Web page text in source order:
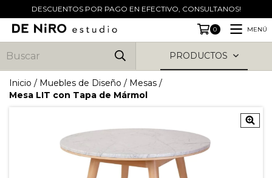
DESCUENTOS POR PAGO EN EFECTIVO, CONSULTANOS!
0 MENÚ
PRODUCTOS
Inicio / Muebles de Diseño / Mesas /
Mesa LIT con Tapa de Mármol